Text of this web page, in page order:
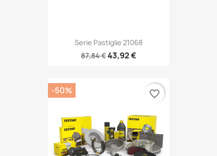
Serie Pastiglie 21068
87,84 €43,92 €
-50% favorite_border